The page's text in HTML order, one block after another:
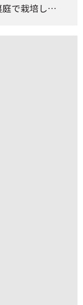
庭で栽培し…